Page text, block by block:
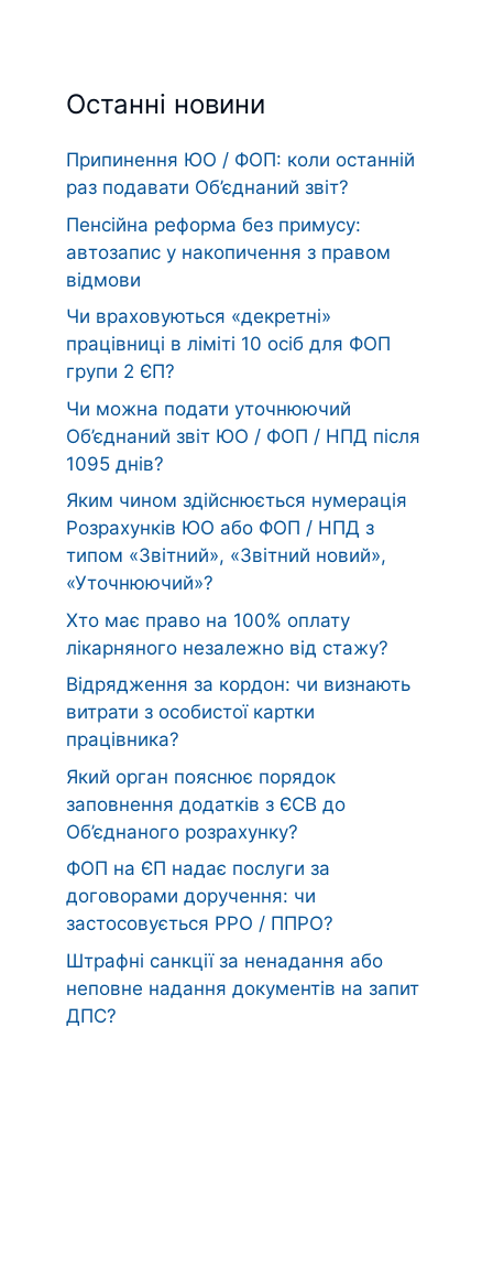
Останні новини
Припинення ЮО / ФОП: коли останній
раз подавати Об’єднаний звіт?
Пенсійна реформа без примусу:
автозапис у накопичення з правом
відмови
Чи враховуються «декретні»
працівниці в ліміті 10 осіб для ФОП
групи 2 ЄП?
Чи можна подати уточнюючий
Об’єднаний звіт ЮО / ФОП / НПД після
1095 днів?
Яким чином здійснюється нумерація
Розрахунків ЮО або ФОП / НПД з
типом «Звітний», «Звітний новий»,
«Уточнюючий»?
Хто має право на 100% оплату
лікарняного незалежно від стажу?
Відрядження за кордон: чи визнають
витрати з особистої картки
працівника?
Який орган пояснює порядок
заповнення додатків з ЄСВ до
Об’єднаного розрахунку?
ФОП на ЄП надає послуги за
договорами доручення: чи
застосовується РРО / ППРО?
Штрафні санкції за ненадання або
неповне надання документів на запит
ДПС?